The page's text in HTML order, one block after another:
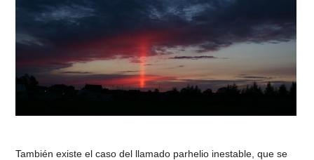
También existe el caso del llamado parhelio inestable, que se